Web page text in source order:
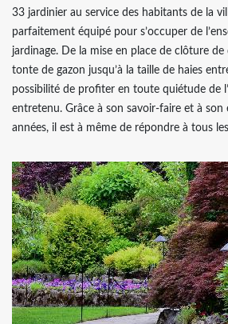
33 jardinier au service des habitants de la
parfaitement équipé pour s’occuper de
jardinage. De la mise en place de clôture
tonte de gazon jusqu’à la taille de haies
possibilité de profiter en toute quiétude de
entretenu. Grâce à son savoir-faire et à son
années, il est à même de répondre à tous